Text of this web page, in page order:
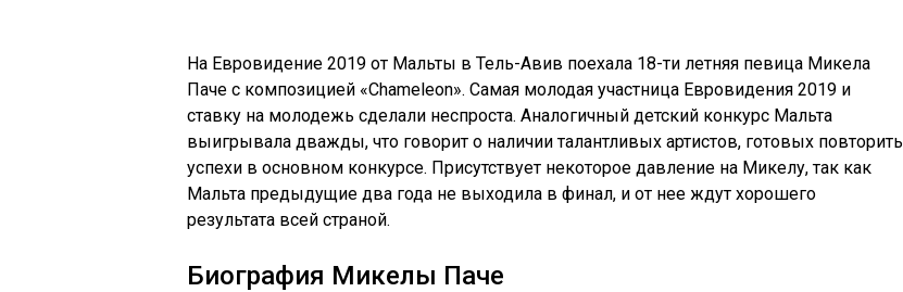
На Евровидение 2019 от Мальты в Тель-Авив поехала 18-ти летняя певица Микела
Паче с композицией «Chameleon». Самая молодая участница Евровидения 2019 и
ставку на молодежь сделали неспроста. Аналогичный детский конкурс Мальта
выигрывала дважды, что говорит о наличии талантливых артистов, готовых повторить
успехи в основном конкурсе. Присутствует некоторое давление на Микелу, так как
Мальта предыдущие два года не выходила в финал, и от нее ждут хорошего
результата всей страной.
Биография Микелы Паче